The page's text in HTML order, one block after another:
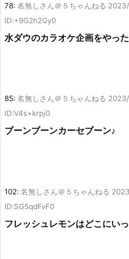
78: 名無しさん＠５ちゃんねる
ID:+9G2h2Gy0
水ダウのカラオケ企画をやっ
85: 名無しさん＠５ちゃんねる
ID:V4s+krpj0
ブーンブーンカーセブーン♪
102: 名無しさん＠５ちゃんねる
ID:SG5qdFvF0
フレッシュレモンはどこにい